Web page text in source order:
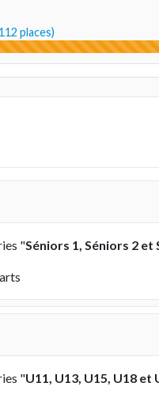
places)
"Séniors 1, Séniors 2 et
"U11, U13, U15, U18 et